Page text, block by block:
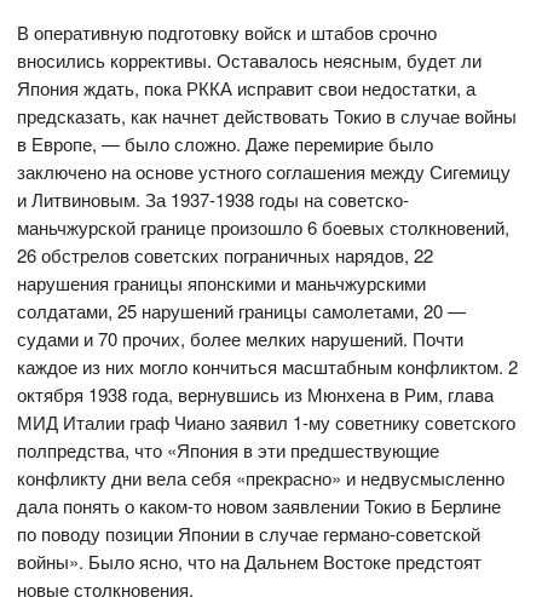
В оперативную подготовку войск и штабов срочно
вносились коррективы. Оставалось неясным, будет ли
Япония ждать, пока РККА исправит свои недостатки, а
предсказать, как начнет действовать Токио в случае войны
в Европе, — было сложно. Даже перемирие было
заключено на основе устного соглашения между Сигемицу
и Литвиновым. За 1937-1938 годы на советско-
маньчжурской границе произошло 6 боевых столкновений,
26 обстрелов советских пограничных нарядов, 22
нарушения границы японскими и маньчжурскими
солдатами, 25 нарушений границы самолетами, 20 —
судами и 70 прочих, более мелких нарушений. Почти
каждое из них могло кончиться масштабным конфликтом. 2
октября 1938 года, вернувшись из Мюнхена в Рим, глава
МИД Италии граф Чиано заявил 1-му советнику советского
полпредства, что «Япония в эти предшествующие
конфликту дни вела себя «прекрасно» и недвусмысленно
дала понять о каком-то новом заявлении Токио в Берлине
по поводу позиции Японии в случае германо-советской
войны». Было ясно, что на Дальнем Востоке предстоят
новые столкновения.